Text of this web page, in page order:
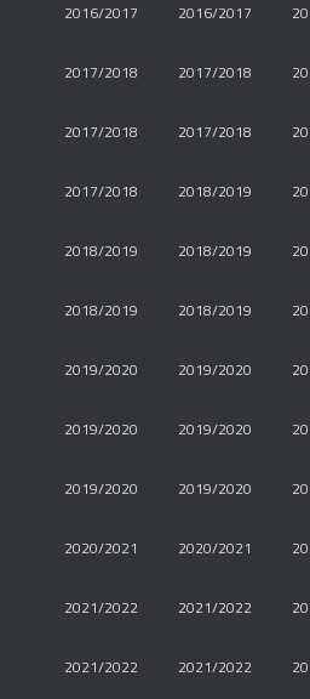
2016/2017 2016/2017
2017/2018 2017/2018
2017/2018 2017/2018
2017/2018 2018/2019
2018/2019 2018/2019
2018/2019 2018/2019
2019/2020 2019/2020
2019/2020 2019/2020
2019/2020 2019/2020
2020/2021 2020/2021
2021/2022 2021/2022
2021/2022 2021/2022